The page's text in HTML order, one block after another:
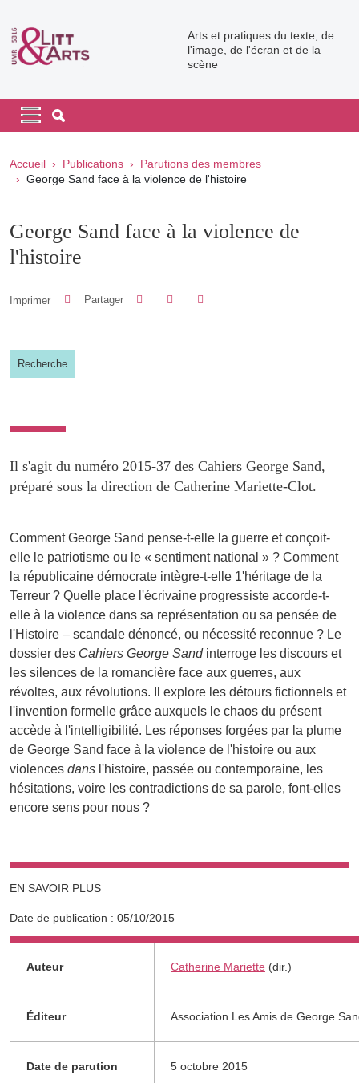
Arts et pratiques du texte, de
l'image, de l'écran et de la
scène
Navigation principale
Navigation principale mobile
Fil d'Ariane
Accueil Publications
Parutions des membres
George Sand face à la violence de l'histoire
George Sand face à la violence de
l'histoire
Imprimer Partager Partager sur Facebook
Partager sur LinkedIn
Recherche
Il s'agit du numéro 2015-37 des Cahiers George Sand,
préparé sous la direction de Catherine Mariette-Clot.
Comment George Sand pense-t-elle la guerre et conçoit-
elle le patriotisme ou le « sentiment national » ? Comment
la républicaine démocrate intègre-t-elle 1'héritage de la
Terreur ? Quelle place l'écrivaine progressiste accorde-t-
elle à la violence dans sa représentation ou sa pensée de
l'Histoire – scandale dénoncé, ou nécessité reconnue ? Le
dossier des Cahiers George Sandinterroge les discours et
les silences de la romancière face aux guerres, aux
révoltes, aux révolutions. Il explore les détours fictionnels et
l'invention formelle grâce auxquels le chaos du présent
accède à l'intelligibilité. Les réponses forgées par la plume
de George Sand face à la violence de l'histoire ou aux
violences dans l'histoire, passée ou contemporaine, les
hésitations, voire les contradictions de sa parole, font-elles
encore sens pour nous ?
EN SAVOIR PLUS
Date de publication : 05/10/2015
Informations complémentaires
Auteur Catherine Mariette (dir.)
Éditeur Association Les Amis de George
Date de parution 5 octobre 2015